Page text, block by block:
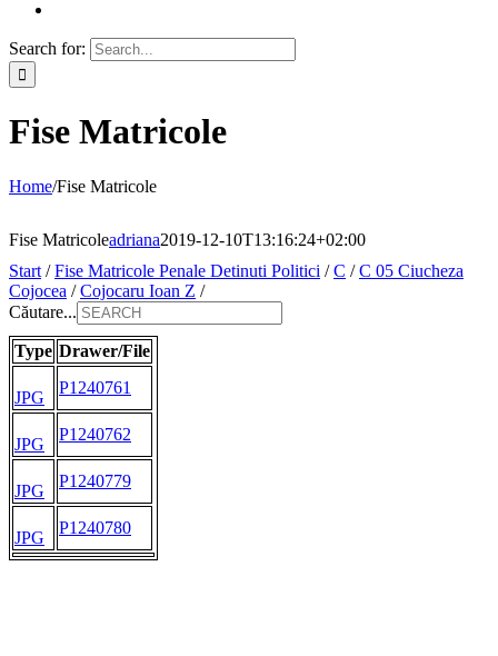
Search for:
Fise Matricole
Home/Fise Matricole
Fise Matricoleadriana2019-12-10T13:16:24+02:00
Start /Fise Matricole Penale Detinuti Politici /C /C 05 Ciucheza
Cojocea /Cojocaru Ioan Z /
Căutare...
Type Drawer/File
JPG
P1240761
JPG
P1240762
JPG
P1240779
JPG
P1240780